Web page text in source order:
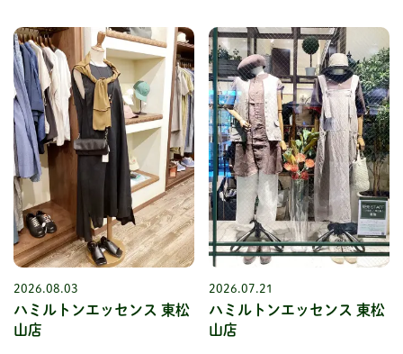
2026.08.03
ハミルトンエッセンス 東松
山店
2026.07.21
ハミルトンエッセンス 東松
山店